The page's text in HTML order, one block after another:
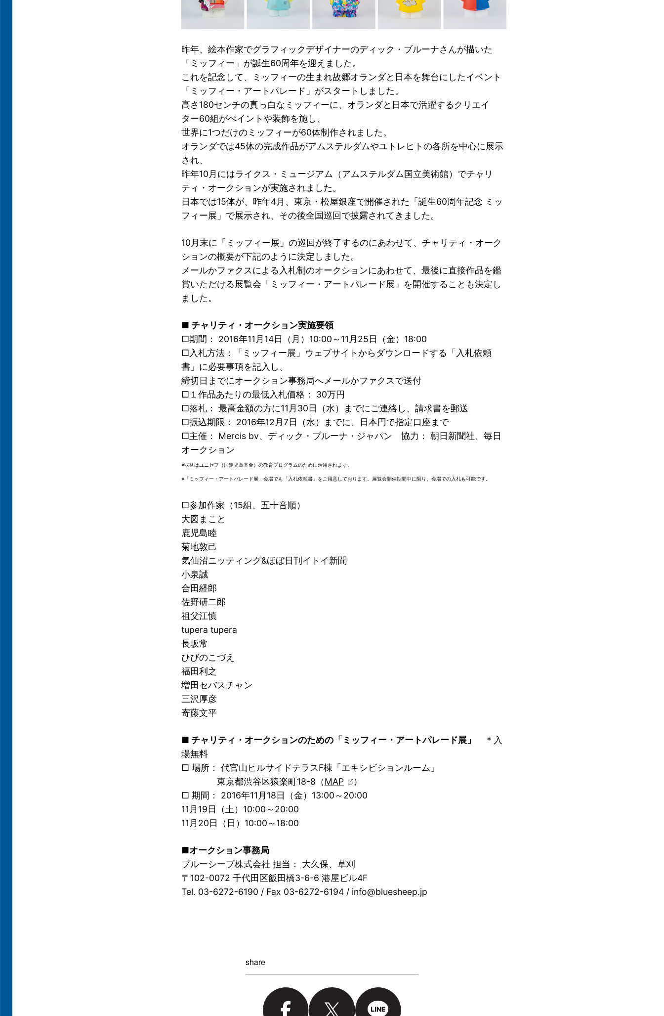
昨年、絵本作家でグラフィックデザイナーのディック・ブルーナさんが描いた
「ミッフィー」が誕生60周年を迎えました。
これを記念して、ミッフィーの生まれ故郷オランダと日本を舞台にしたイベント
「ミッフィー・アートパレード」がスタートしました。
高さ180センチの真っ白なミッフィーに、オランダと日本で活躍するクリエイ
ター60組がぺイントや装飾を施し、
世界に1つだけのミッフィーが60体制作されました。
オランダでは45体の完成作品がアムステルダムやユトレヒトの各所を中心に展示
され、
昨年10月にはライクス・ミュージアム（アムステルダム国立美術館）でチャリ
ティ・オークションが実施されました。
日本では15体が、昨年4月、東京・松屋銀座で開催された「誕生60周年記念 ミッ
フィー展」で展示され、その後全国巡回で披露されてきました。
10月末に「ミッフィー展」の巡回が終了するのにあわせて、チャリティ・オーク
ションの概要が下記のように決定しました。
メールかファクスによる入札制のオークションにあわせて、最後に直接作品を鑑
賞いただける展覧会「ミッフィー・アートパレード展」を開催することも決定し
ました。
■ チャリティ・オークション実施要領
□期間： 2016年11月14日（月）10:00～11月25日（金）18:00
□入札方法：「ミッフィー展」ウェブサイトからダウンロードする「入札依頼
書」に必要事項を記入し、
締切日までにオークション事務局へメールかファクスで送付
□１作品あたりの最低入札価格： 30万円
□落札： 最高金額の方に11月30日（水）までにご連絡し、請求書を郵送
□振込期限： 2016年12月7日（水）までに、日本円で指定口座まで
□主催： Mercis bv、ディック・ブルーナ・ジャパン 協力： 朝日新聞社、毎日
オークション
※収益はユニセフ（国連児童基金）の教育プログラムのために活用されます。
※「ミッフィー・アートパレード展」会場でも「入札依頼書」をご用意しております。 展覧会開催期間中に限り、会場での入札も可能です。
□参加作家（15組、五十音順）
大図まこと
鹿児島睦
菊地敦己
気仙沼ニッティング&ほぼ日刊イトイ新聞
小泉誠
合田経郎
佐野研二郎
祖父江慎
tupera tupera
長坂常
ひびのこづえ
福田利之
増田セバスチャン
三沢厚彦
寄藤文平
■ チャリティ・オークションのための「ミッフィー・アートパレード展」
＊入
場無料
□ 場所： 代官山ヒルサイドテラスF棟「エキシビションルーム」
東京都渋谷区猿楽町18-8（MAP
）
□ 期間： 2016年11月18日（金）13:00～20:00
11月19日（土）10:00～20:00
11月20日（日）10:00～18:00
■オークション事務局
ブルーシープ株式会社 担当： 大久保、草刈
〒102-0072 千代田区飯田橋3-6-6 港屋ビル4F
Tel. 03-6272-6190 / Fax 03-6272-6194 / info@bluesheep.jp
share